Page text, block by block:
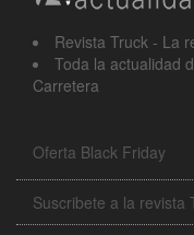
Revista Truck - La
Toda la actualidad
Carretera
Oferta Black Friday
Suscribete a la revista